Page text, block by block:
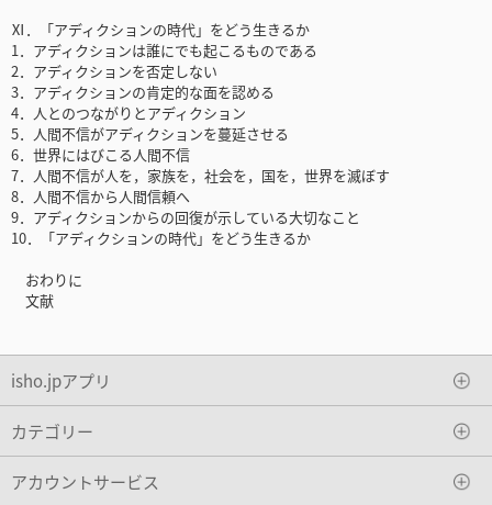
Ⅺ．「アディクションの時代」をどう生きるか
1．アディクションは誰にでも起こるものである
2．アディクションを否定しない
3．アディクションの肯定的な面を認める
4．人とのつながりとアディクション
5．人間不信がアディクションを蔓延させる
6．世界にはびこる人間不信
7．人間不信が人を，家族を，社会を，国を，世界を滅ぼす
8．人間不信から人間信頼へ
9．アディクションからの回復が示している大切なこと
10．「アディクションの時代」をどう生きるか
おわりに
文献
isho.jpアプリ
カテゴリー
アカウントサービス